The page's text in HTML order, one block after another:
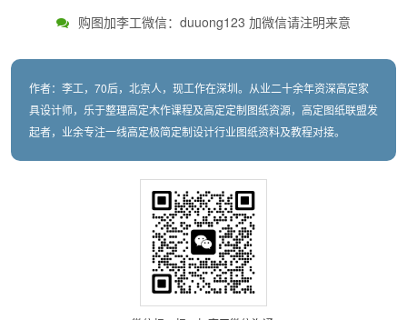
购图加李工微信：duuong123 加微信请注明来意
作者：李工，70后，北京人，现工作在深圳。从业二十余年资深高定家
具设计师，乐于整理高定木作课程及高定定制图纸资源，高定图纸联盟发
起者，业余专注一线高定极简定制设计行业图纸资料及教程对接。